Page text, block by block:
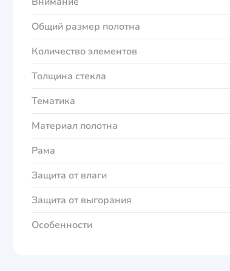
Общий размер полотна
Количество элементов
Толщина стекла
Тематика
Материал полотна
Рама
Защита от влаги
Защита от выгорания
Особенности